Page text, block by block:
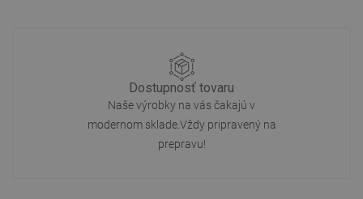
Dostupnosť tovaru
Naše výrobky na vás čakajú v
modernom sklade.Vždy pripravený na
prepravu!